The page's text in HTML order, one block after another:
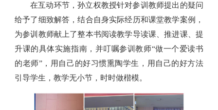
在互动环节，孙立权教授针对参训教师提出的疑问
给予了细致解答，结合自身实际经历和课堂教学案例，
为参训教师献上了整本书阅读教学导读课、推进课、提
升课的具体实施指南，并叮嘱参训教师“做一个爱读书
的老师”，用自己的好习惯熏陶学生，用自己的好方法
引导学生，教学无小节，时时做楷模。